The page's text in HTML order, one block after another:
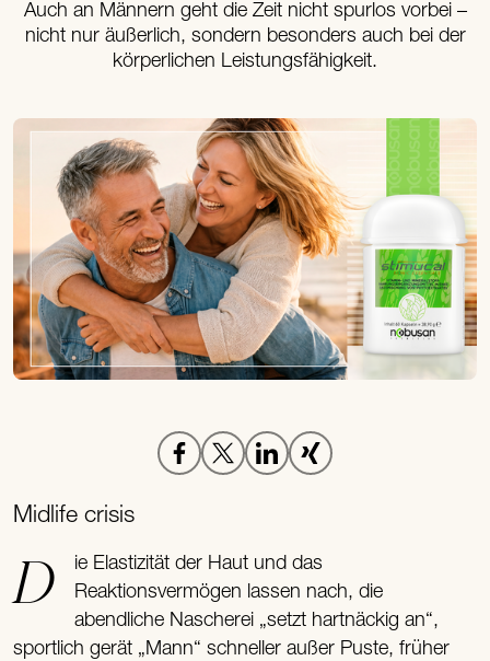
Auch an Männern geht die Zeit nicht spurlos vorbei –
nicht nur äußerlich, sondern besonders auch bei der
körperlichen Leistungsfähigkeit.
Midlife crisis
Die Elastizität der Haut und das
Reaktionsvermögen lassen nach, die
abendliche Nascherei „setzt hartnäckig an“,
sportlich gerät „Mann“ schneller außer Puste, früher